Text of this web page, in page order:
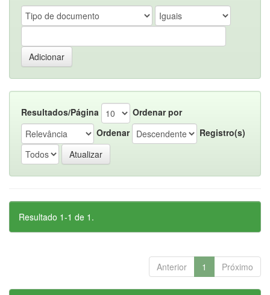
Resultados/Página
Ordenar por
Ordenar
Registro(s)
Resultado 1-1 de 1.
Anterior 1 Próximo